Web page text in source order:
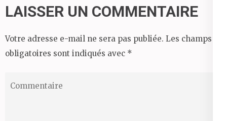
LAISSER UN COMMENTAIRE
Votre adresse e-mail ne sera pas publiée. Les champs
obligatoires sont indiqués avec *